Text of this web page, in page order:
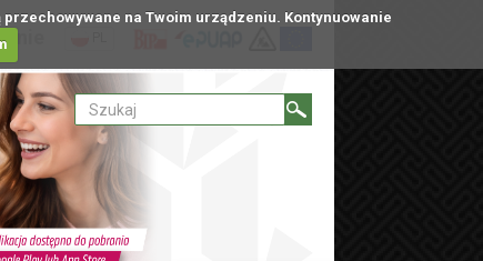
na Twoim urządzeniu. Kontynuowanie